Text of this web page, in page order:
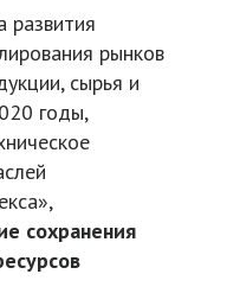
развития
рынков
сырья и
годы,
сохранения